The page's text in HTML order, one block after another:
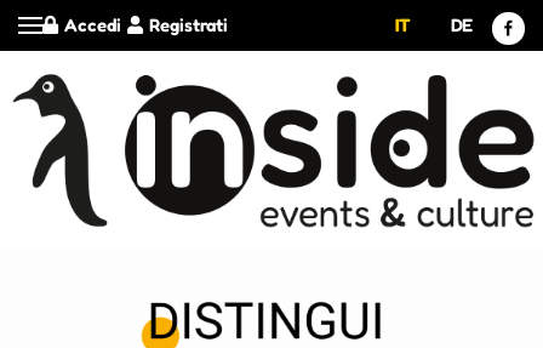
Registrati
Accedi IT DE